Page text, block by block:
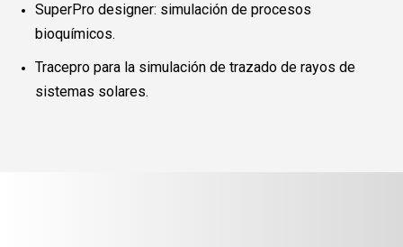
SuperPro designer: simulación de procesos
bioquímicos.
Tracepro para la simulación de trazado de rayos de
sistemas solares.